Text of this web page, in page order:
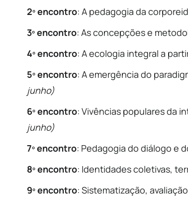
2º encontro: A pedagogia da
3º encontro: As concepções e
4º encontro: A ecologia integral a
5º encontro: A emergência do
junho)
6º encontro: Vivências populares da
junho)
7º encontro: Pedagogia do diálogo e
8º encontro: Identidades coletivas,
9º encontro: Sistematização,